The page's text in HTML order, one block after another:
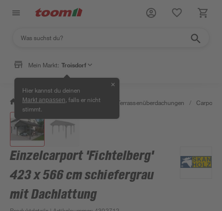
Mein Markt: Troisdorf
Hier kannst du deinen
Markt anpassen , falls er nicht
stimmt.
✕
/ Garten & Freizeit / Carports & Terrassenüberdachungen / Carports
Einzelcarport 'Fichtelberg'
423 x 566 cm schiefergrau
mit Dachlattung